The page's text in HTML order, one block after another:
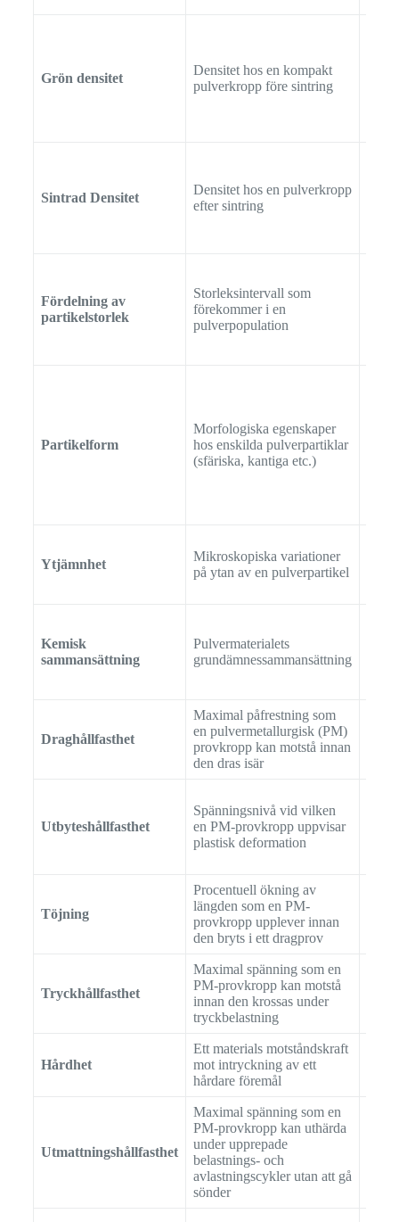
Grön densitet
Densitet hos en kompakt
pulverkropp före sintring
Sintrad Densitet
Densitet hos en pulverkropp
efter sintring
Fördelning av
partikelstorlek
Storleksintervall som
förekommer i en
pulverpopulation
Partikelform
Morfologiska egenskaper
hos enskilda pulverpartiklar
(sfäriska, kantiga etc.)
Ytjämnhet
Mikroskopiska variationer
på ytan av en pulverpartikel
Kemisk
sammansättning
Pulvermaterialets
grundämnessammansättning
Draghållfasthet
Maximal påfrestning som
en pulvermetallurgisk (PM)
provkropp kan motstå innan
den dras isär
Utbyteshållfasthet
Spänningsnivå vid vilken
en PM-provkropp uppvisar
plastisk deformation
Töjning
Procentuell ökning av
längden som en PM-
provkropp upplever innan
den bryts i ett dragprov
Tryckhållfasthet
Maximal spänning som en
PM-provkropp kan motstå
innan den krossas under
tryckbelastning
Hårdhet
Ett materials motståndskraft
mot intryckning av ett
hårdare föremål
Utmattningshållfasthet
Maximal spänning som en
PM-provkropp kan uthärda
under upprepade
belastnings- och
avlastningscykler utan att gå
sönder